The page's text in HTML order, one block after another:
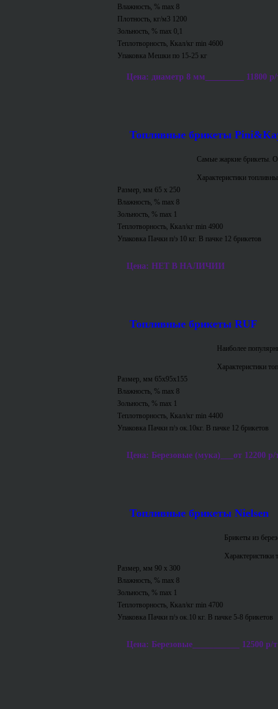
Влажность, % max 8
Плотность, кг/м3 1200
Зольность, % max 0,1
Теплотворность, Ккал/кг min 4600
Упаковка Мешки по 15-25 кг
Цена: диаметр 8 мм_________ 11800
Топливные брикеты
Самые жаркие брикеты.
Характеристики
Размер, мм 65 х 250
Влажность, % max 8
Зольность, % max 1
Теплотворность, Ккал/кг min 4900
Упаковка Пачки п/э 10 кг. В пачке 12 брикетов
Цена: НЕТ В НАЛИЧИИ
Топливные брикеты RUF
Наиболее
Характеристики
Размер, мм 65х95х155
Влажность, % max 8
Зольность, % max 1
Теплотворность, Ккал/кг min 4400
Упаковка Пачки п/э ок.10кг. В пачке 12 брикетов
Цена: Березовые (мука)___от 12200
Топливные брикеты Nielsen
Брикеты из
Характеристики
Размер, мм 90 х 300
Влажность, % max 8
Зольность, % max 1
Теплотворность, Ккал/кг min 4700
Упаковка Пачки п/э ок.10 кг. В пачке 5-8 брикетов
Цена: Березовые___________ 12500